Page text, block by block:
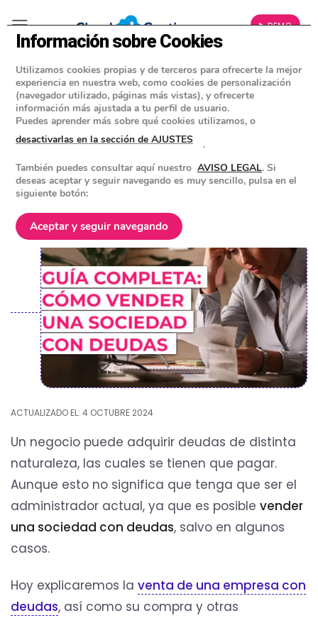
▶ DEMO
BLOG»CONSEJOS Y HERRAMIENTAS PARA EMPRESAS
Cómo vender una sociedad con
deudas y evitar los errores más
comunes en el proceso
POSTED ON8 MARZO 2023
ACTUALIZADO EL: 4 OCTUBRE 2024
Un negocio puede adquirir deudas de distinta
naturaleza, las cuales se tienen que pagar.
Aunque esto no significa que tenga que ser el
administrador actual, ya que es posible vender
una sociedad con deudas, salvo en algunos
casos.
Hoy explicaremos la venta de una empresa con
deudas, así como su compra y otras
Información sobre Cookies
Utilizamos cookies propias y de terceros para ofrecerte la mejor
experiencia en nuestra web, como cookies de personalización
(navegador utilizado, páginas más vistas), y ofrecerte
información más ajustada a tu perfil de usuario.
Puedes aprender más sobre qué cookies utilizamos, o
desactivarlas en la sección de AJUSTES
.
También puedes consultar aquí nuestro AVISO LEGAL. Si
deseas aceptar y seguir navegando es muy sencillo, pulsa en el
siguiente botón:
Aceptar y seguir navegando